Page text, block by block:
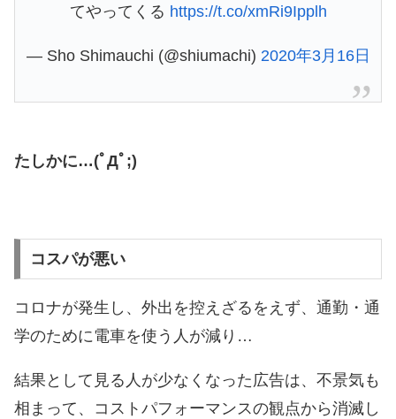
てやってくる https://t.co/xmRi9Ipplh
— Sho Shimauchi (@shiumachi) 2020年3月16日
たしかに…(ﾟДﾟ;)
コスパが悪い
コロナが発生し、外出を控えざるをえず、通勤・通
学のために電車を使う人が減り…
結果として見る人が少なくなった広告は、不景気も
相まって、コストパフォーマンスの観点から消滅し